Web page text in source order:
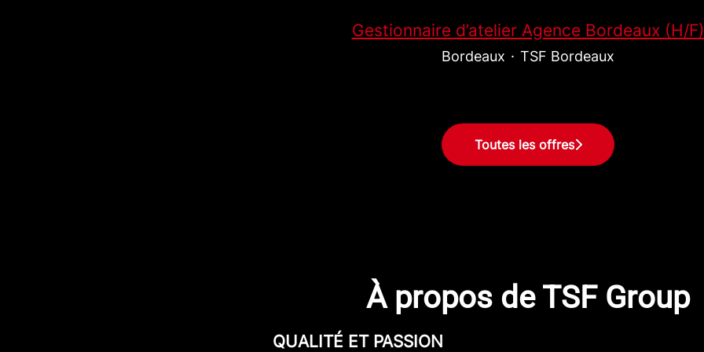
Gestionnaire d’atelier Agence Bordeaux (H/F)
Bordeaux · TSF Bordeaux
Toutes les offres
À propos de TSF Group
QUALITÉ ET PASSION